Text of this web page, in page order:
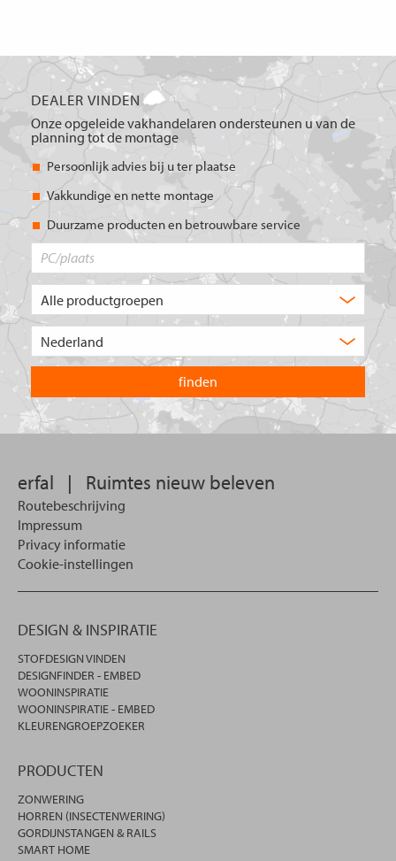
DEALER VINDEN
Onze opgeleide vakhandelaren ondersteunen u van de
planning tot de montage
Persoonlijk advies bij u ter plaatse
Vakkundige en nette montage
Duurzame producten en betrouwbare service
product
u?
land
waarin
u
wilt
zoeken.
erfal | Ruimtes nieuw beleven
Routebeschrijving
Impressum
Privacy informatie
Cookie-instellingen
DESIGN & INSPIRATIE
STOFDESIGN VINDEN
DESIGNFINDER - EMBED
WOONINSPIRATIE
WOONINSPIRATIE - EMBED
KLEURENGROEPZOEKER
PRODUCTEN
ZONWERING
HORREN (INSECTENWERING)
GORDIJNSTANGEN & RAILS
SMART HOME